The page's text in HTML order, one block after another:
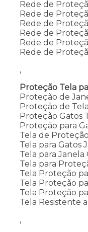
Rede de
Rede de
Rede de
Rede de
Rede de
Rede de
,
Proteção Tela
Proteção de
Proteção de
Proteção Gatos
Proteção para
Tela de
Tela para Gatos
Tela para Janela
Tela para
Tela Proteção
Tela Proteção
Tela Proteção
Tela Resistente
,